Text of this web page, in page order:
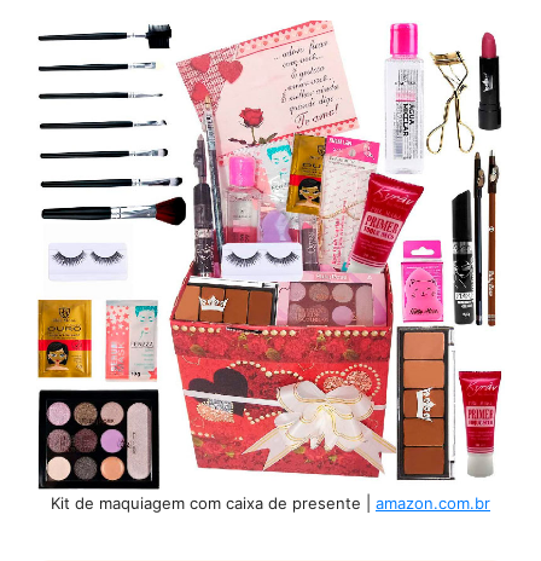
Kit de maquiagem com caixa de presente | amazon.com.br